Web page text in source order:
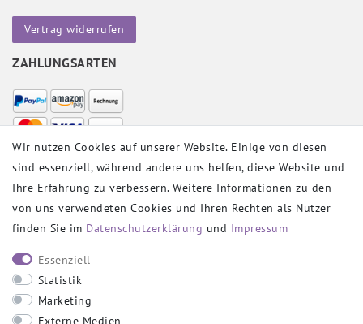
Vertrag widerrufen
ZAHLUNGSARTEN
VERSANDPARTNER
SOCIAL
Wir nutzen Cookies auf unserer Website. Einige von diesen
sind essenziell, während andere uns helfen, diese Website und
Ihre Erfahrung zu verbessern. Weitere Informationen zu den
von uns verwendeten Cookies und Ihren Rechten als Nutzer
finden Sie im Daten­schutz­erklärung und Impressum
Essenziell
Statistik
Marketing
Externe Medien